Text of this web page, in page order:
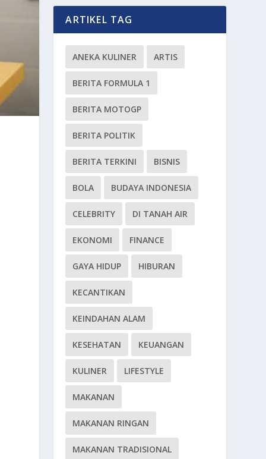
ARTIKEL TAG
ANEKA KULINER ARTIS
BERITA FORMULA 1
BERITA MOTOGP
BERITA POLITIK
BERITA TERKINI BISNIS
BOLA BUDAYA INDONESIA
CELEBRITY DI TANAH AIR
EKONOMI FINANCE
GAYA HIDUP HIBURAN
KECANTIKAN
KEINDAHAN ALAM
KESEHATAN KEUANGAN
KULINER LIFESTYLE
MAKANAN
MAKANAN RINGAN
MAKANAN TRADISIONAL